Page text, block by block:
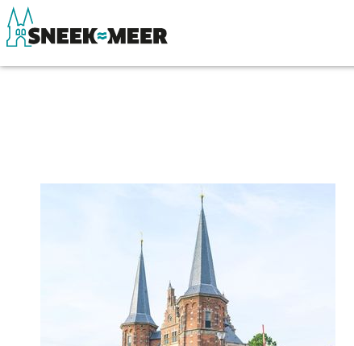
Toeristische informatie
Bezienswaardigheden